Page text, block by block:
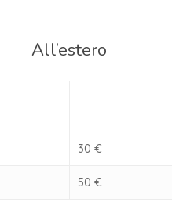
All’estero
30 €
50 €